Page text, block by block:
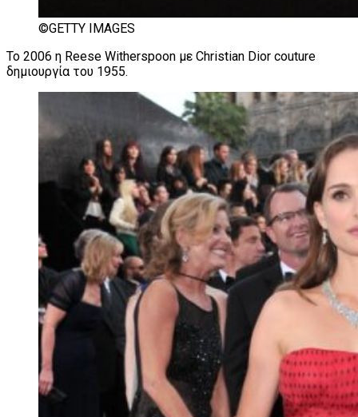
©GETTY IMAGES
Το 2006 η Reese Witherspoon με Christian Dior couture
δημιουργία του 1955.